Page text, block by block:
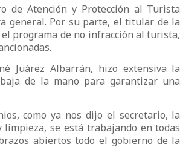
de Atención y Protección al Turista
general. Por su parte, el titular de la
programa de no infracción al turista,
Juárez Albarrán, hizo extensiva la
de la mano para garantizar una
como ya nos dijo el secretario, la
se está trabajando en todas
abiertos todo el gobierno de la